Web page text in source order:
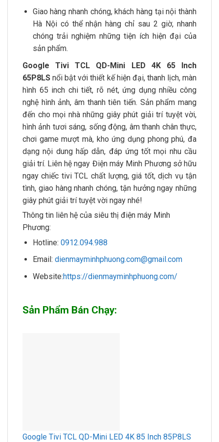
Giao hàng nhanh chóng, khách hàng tại nội thành
Hà Nội có thể nhận hàng chỉ sau 2 giờ, nhanh
chóng trải nghiệm những tiện ích hiện đại của
sản phẩm.
Google Tivi TCL QD-Mini LED 4K 65 Inch
65P8LS nổi bật với thiết kế hiện đại, thanh lịch, màn
hình 65 inch chi tiết, rõ nét, ứng dụng nhiều công
nghệ hình ảnh, âm thanh tiên tiến. Sản phẩm mang
đến cho mọi nhà những giây phút giải trí tuyệt vời,
hình ảnh tươi sáng, sống động, âm thanh chân thực,
chơi game mượt mà, kho ứng dụng phong phú, đa
dạng nội dung hấp dẫn, đáp ứng tốt mọi nhu cầu
giải trí. Liên hệ ngay Điện máy Minh Phương sở hữu
ngay chiếc tivi TCL chất lượng, giá tốt, dịch vụ tận
tình, giao hàng nhanh chóng, tận hưởng ngay những
giây phút giải trí tuyệt vời ngay nhé!
Thông tin liên hệ của siêu thị điện máy Minh
Phương:
Hotline: 0912.094.988
Email: dienmayminhphuong.com@gmail.com
Website:https://dienmayminhphuong.com/
Sản Phẩm Bán Chạy:
Google Tivi TCL QD-Mini LED 4K 85 Inch 85P8LS